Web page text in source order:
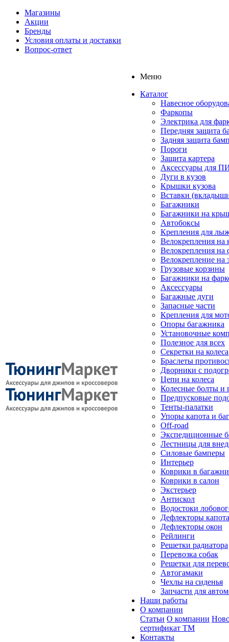
Магазины
Акции
Бренды
Условия оплаты и доставки
Вопрос-ответ
Меню
Каталог
Навесное
Фаркопы
Электрика для
Передняя защита
Задняя защита
Пороги
Защита картера
Аксессуары для
Дуги в кузов
Крышки кузова
Вставки
Багажники
Багажники на
Автобоксы
Крепления для
Велокрепления
Велокрепления на
Велокрепление на
Грузовые корзины
Багажники на
Аксессуары
Багажные дуги
Запасные части
Крепления для
Опоры багажника
Установочные
Полезное для всех
Секретки на колеса
Браслеты
Дворники с
Цепи на колеса
Колесные болты и
Предпусковые
Тенты-палатки
Упоры капота и
Off-road
Экспедиционные
Лестницы для
Силовые бамперы
Интерьер
Коврики в
Коврики в салон
Экстерьер
Антискол
Водостоки
Дефлекторы капота
Дефлекторы окон
Рейлинги
Решетки радиатора
Перевозка собак
Решетки для
Автогамаки
Чехлы на сиденья
Запчасти для
Наши работы
О компании
Статьи О компании
сертификат ТМ
Контакты